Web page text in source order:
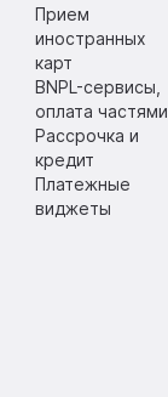
Прием
иностранных
карт
BNPL-сервисы,
оплата частями
Рассрочка и
кредит
Платежные
виджеты